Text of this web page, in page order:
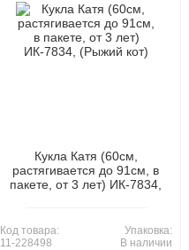
Кукла Катя (60см,
растягивается до 91см, в
пакете, от 3 лет) ИК-7834,
Код товара:
11-228498
Упаковка:
В наличии